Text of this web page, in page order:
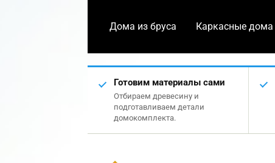
Дома из бруса Каркасные дома
Готовим материалы сами
Отбираем древесину и
подготавливаем детали
домокомплекта.